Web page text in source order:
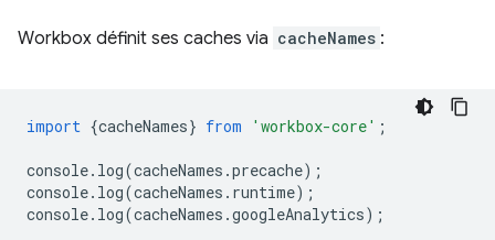
Workbox définit ses caches via cacheNames :
import {cacheNames} from 'workbox-core' ;
console. log(cacheNames .precache);
console. log(cacheNames . runtime);
console. log(cacheNames .googleAnalytics);